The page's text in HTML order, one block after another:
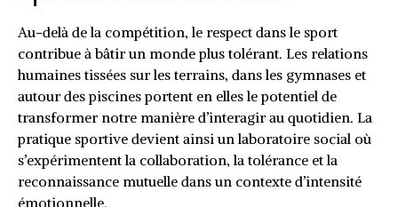
Au-delà de la compétition, le respect dans le sport
contribue à bâtir un monde plus tolérant. Les relations
humaines tissées sur les terrains, dans les gymnases et
autour des piscines portent en elles le potentiel de
transformer notre manière d’interagir au quotidien. La
pratique sportive devient ainsi un laboratoire social où
s’expérimentent la collaboration, la tolérance et la
reconnaissance mutuelle dans un contexte d’intensité
émotionnelle.